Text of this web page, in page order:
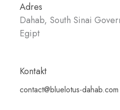
Adres
Dahab, South Sinai
Egipt
Kontakt
contact@bluelotus-dahab.com